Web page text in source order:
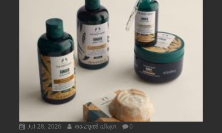
Jul 28, 2026 രാഹുല്‍ ധിംഗ്ര 0